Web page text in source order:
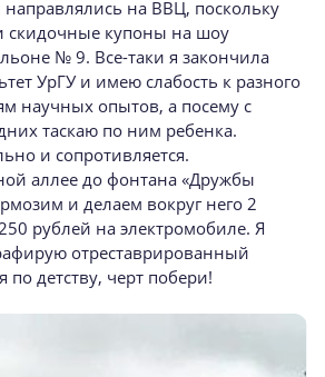
на ВВЦ, поскольку
скидочные купоны на шоу
№ 9. Все-таки я закончила
УрГУ и имею слабость к разного
научных опытов, а посему с
таскаю по ним ребенка.
и сопротивляется.
аллее до фонтана «Дружбы
и делаем вокруг него 2
рублей на электромобиле. Я
отреставрированный
по детству, черт побери!